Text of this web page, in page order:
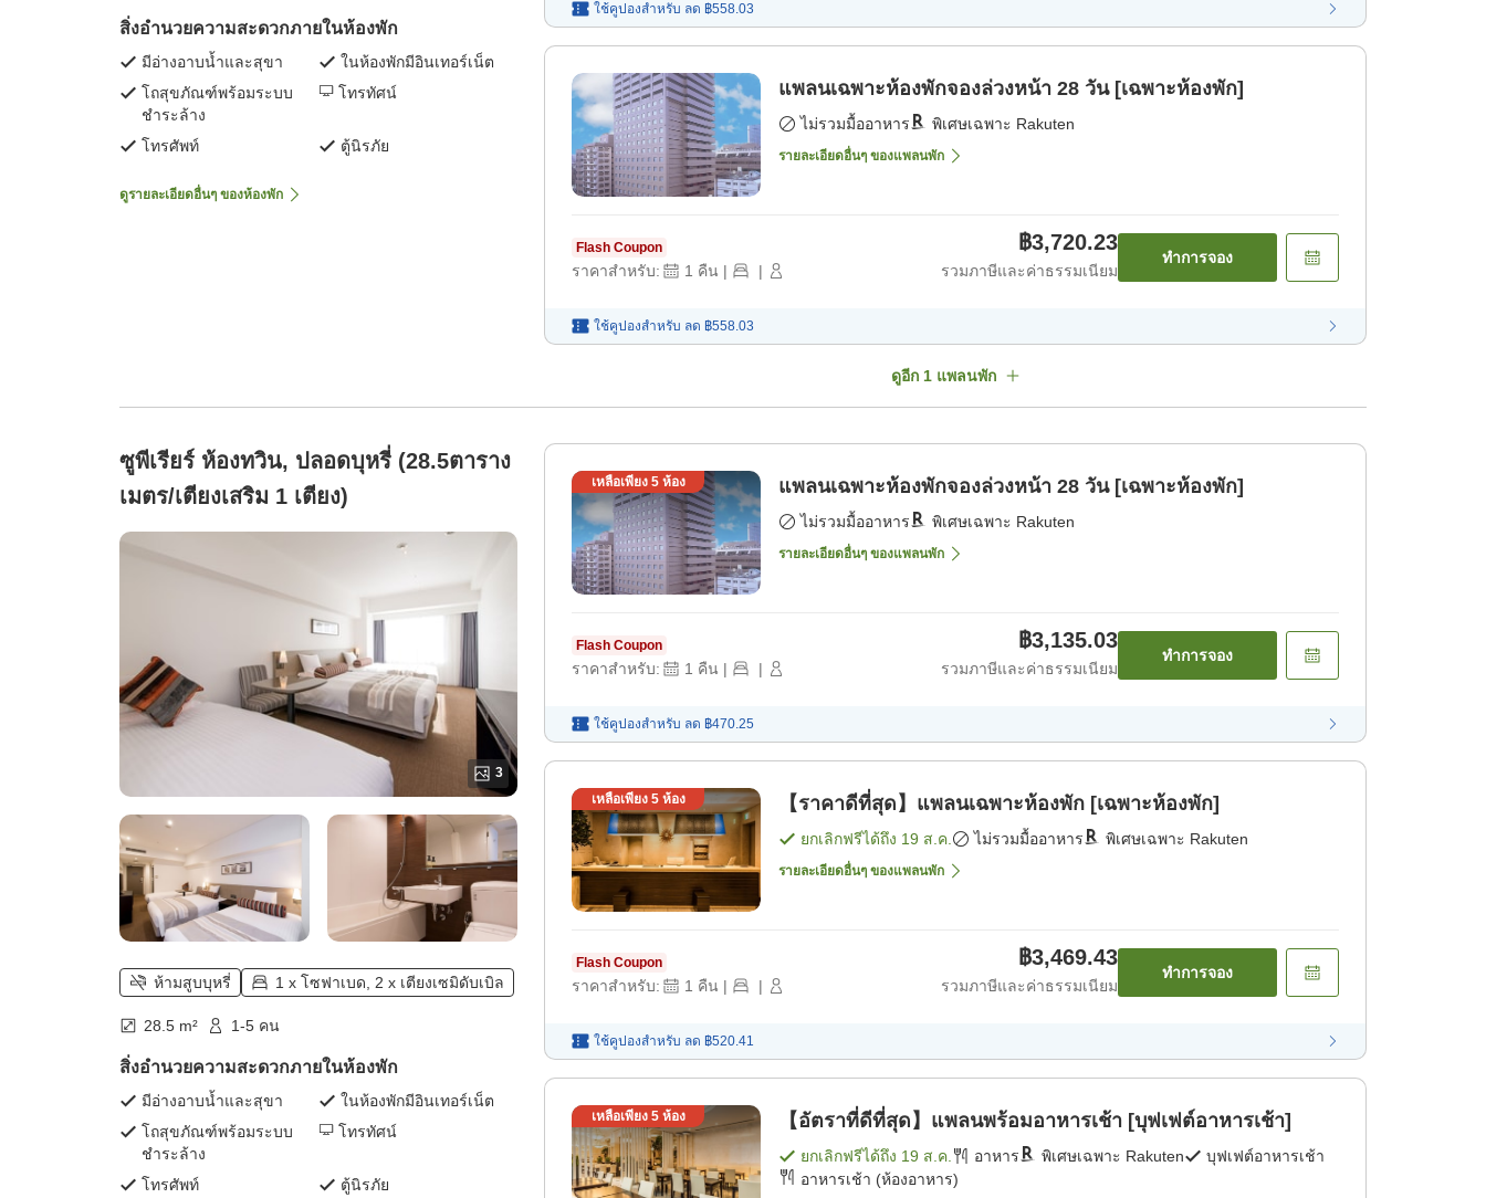
สิ่งอำนวยความสะดวกภายในห้องพัก
มีอ่างอาบน้ำและสุขา
ในห้องพักมีอินเทอร์เน็ต
โถสุขภัณฑ์พร้อมระบบ
ชำระล้าง
โทรทัศน์
โทรศัพท์ ตู้นิรภัย
ดูรายละเอียดอื่นๆ ของห้องพัก
ใช้คูปองสำหรับ ลด ฿558.03
แพลนเฉพาะห้องพักจองล่วงหน้า 28 วัน [เฉพาะห้องพัก]
ไม่รวมมื้ออาหาร พิเศษเฉพาะ Rakuten
รายละเอียดอื่นๆ ของแพลนพัก
Flash Coupon
ราคาสำหรับ: 1 คืน | |
฿3,720.23
รวมภาษีและค่าธรรมเนียม
ทำการจอง
ใช้คูปองสำหรับ ลด ฿558.03
ดูอีก 1แพลนพัก
ซูพีเรียร์ ห้องทวิน, ปลอดบุหรี่ (28.5ตาราง
เมตร/เตียงเสริม 1 เตียง)
3
ห้ามสูบบุหรี่ 1 x โซฟาเบด, 2 x เตียงเซมิดับเบิล
28.5 m² 1-5 คน
สิ่งอำนวยความสะดวกภายในห้องพัก
มีอ่างอาบน้ำและสุขา
ในห้องพักมีอินเทอร์เน็ต
โถสุขภัณฑ์พร้อมระบบ
ชำระล้าง
โทรทัศน์
โทรศัพท์ ตู้นิรภัย
เหลือเพียง 5ห้อง แพลนเฉพาะห้องพักจองล่วงหน้า 28 วัน [เฉพาะห้องพัก]
ไม่รวมมื้ออาหาร พิเศษเฉพาะ Rakuten
รายละเอียดอื่นๆ ของแพลนพัก
Flash Coupon
ราคาสำหรับ: 1 คืน | |
฿3,135.03
รวมภาษีและค่าธรรมเนียม
ทำการจอง
ใช้คูปองสำหรับ ลด ฿470.25
เหลือเพียง 5ห้อง 【ราคาดีที่สุด】แพลนเฉพาะห้องพัก [เฉพาะห้องพัก]
ยกเลิกฟรีได้ถึง 19 ส.ค. ไม่รวมมื้ออาหาร พิเศษเฉพาะ Rakuten
รายละเอียดอื่นๆ ของแพลนพัก
Flash Coupon
ราคาสำหรับ: 1 คืน | |
฿3,469.43
รวมภาษีและค่าธรรมเนียม
ทำการจอง
ใช้คูปองสำหรับ ลด ฿520.41
เหลือเพียง 5ห้อง 【อัตราที่ดีที่สุด】แพลนพร้อมอาหารเช้า [บุฟเฟต์อาหารเช้า]
ยกเลิกฟรีได้ถึง 19 ส.ค. อาหาร พิเศษเฉพาะ Rakuten
บุฟเฟต์อาหารเช้า
อาหารเช้า (ห้องอาหาร)